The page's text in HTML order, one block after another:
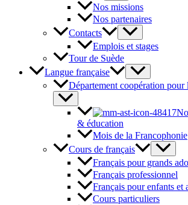
Nos missions
Nos partenaires
Contacts
Emplois et stages
Tour de Suède
Langue française
Département coopération pour
& éducation
Mois de la Francophonie
Cours de français
Français pour grands
Français professionnel
Français pour enfants et
Cours particuliers